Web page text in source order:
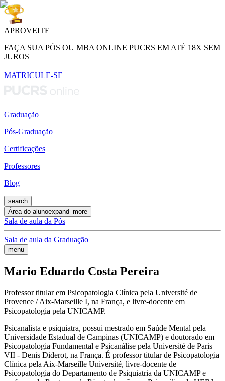
APROVEITE
FAÇA SUA PÓS OU MBA ONLINE PUCRS EM ATÉ 18X SEM
JUROS
MATRICULE-SE
Graduação
Pós-Graduação
Certificações
Professores
Blog
search
Área do alunoexpand_more
Sala de aula da Pós
Sala de aula da Graduação
menu
Mario Eduardo Costa Pereira
Professor titular em Psicopatologia Clínica pela Université de
Provence / Aix-Marseille I, na França, e livre-docente em
Psicopatologia pela UNICAMP.
Psicanalista e psiquiatra, possui mestrado em Saúde Mental pela
Universidade Estadual de Campinas (UNICAMP) e doutorado em
Psicopatologia Fundamental e Psicanálise pela Université de Paris
VII - Denis Diderot, na França. É professor titular de Psicopatologia
Clínica pela Aix-Marseille Université, livre-docente de
Psicopatologia do Departamento de Psiquiatria da UNICAMP e